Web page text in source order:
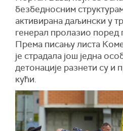
безбедносним
активирана даљински у
генерал пролазио поред
Према писању листа
је страдала још једна
детонације разнети су
кући.